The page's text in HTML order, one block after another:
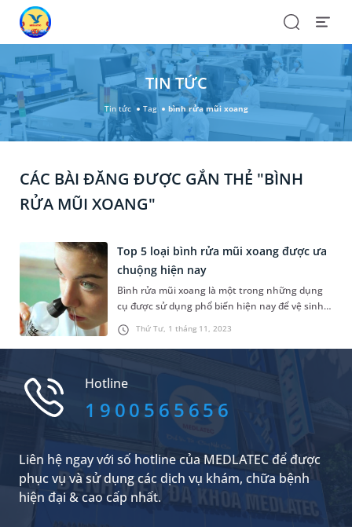
SearchOpen
TIN TỨC
Tin tức Tag bình rửa mũi xoang
CÁC BÀI ĐĂNG ĐƯỢC GẮN THẺ "BÌNH
RỬA MŨI XOANG"
Thứ Tư, 1 tháng 11, 2023
Top 5 loại bình rửa mũi xoang được ưa
chuộng hiện nay
Bình rửa mũi xoang là một trong những dụng
cụ được sử dụng phổ biến hiện nay để vệ sinh
mũi và làm thông thoáng đường thở khi dịch
nhầy tích tụ do nghẹt mũi, cảm lạnh, viêm mũi.
Vậy bình rửa xoang mũi hiện nay loại nào tốt?
Hotline
1900565656
Liên hệ ngay với số hotline của MEDLATEC để được
phục vụ và sử dụng các dịch vụ khám, chữa bệnh
hiện đại & cao cấp nhất.